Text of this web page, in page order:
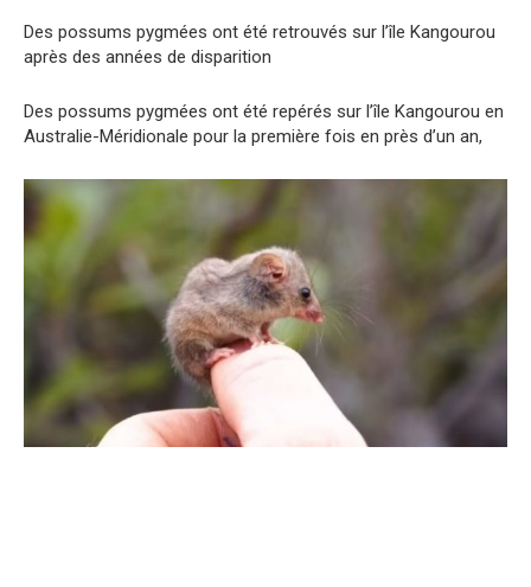
Des possums pygmées ont été retrouvés sur l’île Kangourou
après des années de dispаrition
Des possums pygmées ont été repérés sur l’île Kangourou en
Australie-Méridionale pour la première fois en près d’un an,